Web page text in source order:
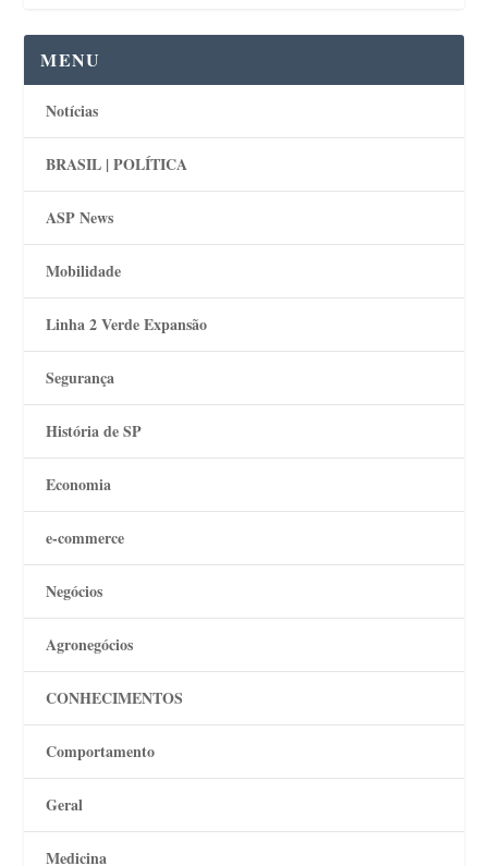
MENU
Notícias
BRASIL | POLÍTICA
ASP News
Mobilidade
Linha 2 Verde Expansão
Segurança
História de SP
Economia
e-commerce
Negócios
Agronegócios
CONHECIMENTOS
Comportamento
Geral
Medicina